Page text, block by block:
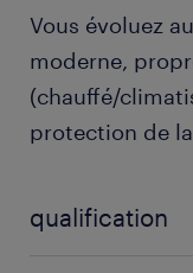
Vous évoluez
moderne,
(chauffé/
protection de
qualification